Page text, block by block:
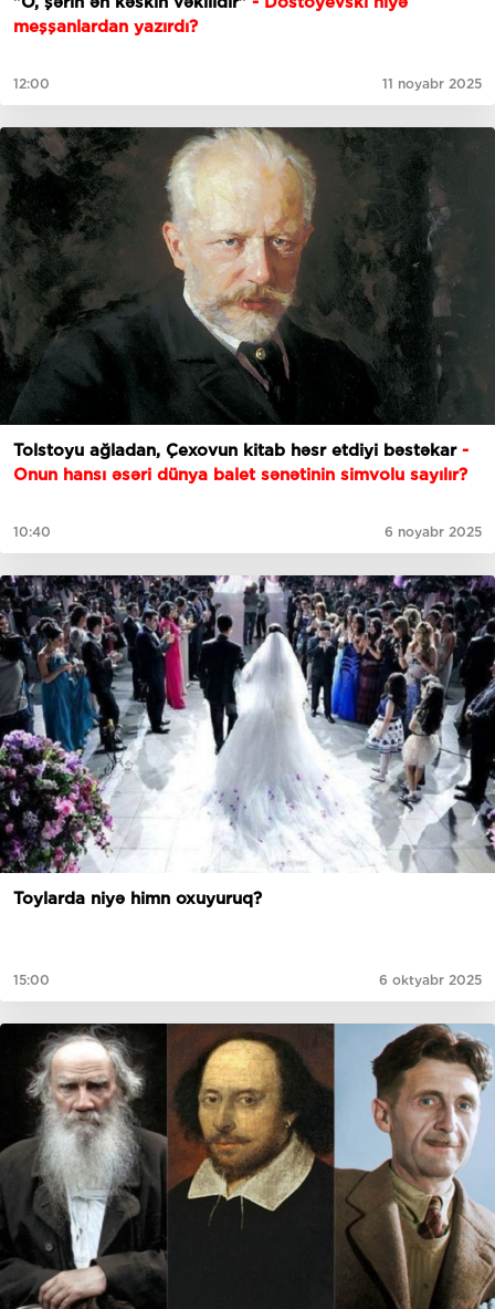
meşşanlardan yazırdı?
12:00 11 noyabr 2025
Tolstoyu ağladan, Çexovun kitab həsr etdiyi bəstəkar -
Onun hansı əsəri dünya balet sənətinin simvolu sayılır?
10:40 6 noyabr 2025
Toylarda niyə himn oxuyuruq?
15:00 6 oktyabr 2025